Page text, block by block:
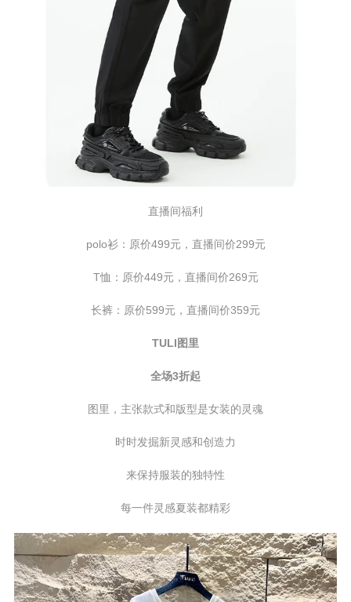
直播间福利
polo衫：原价499元，直播间价299元
T恤：原价449元，直播间价269元
长裤：原价599元，直播间价359元
TULI图里
全场3折起
图里，主张款式和版型是女装的灵魂
时时发掘新灵感和创造力
来保持服装的独特性
每一件灵感夏装都精彩